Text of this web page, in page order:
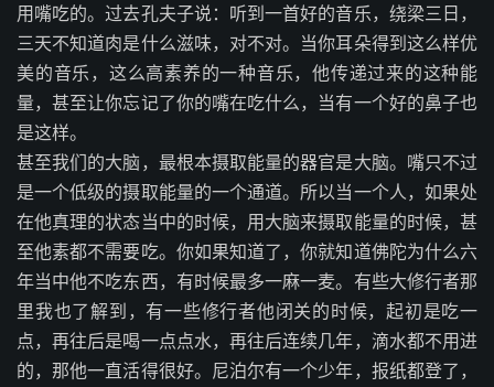
用嘴吃的。过去孔夫子说：听到一首好的音乐，绕梁三日，
三天不知道肉是什么滋味，对不对。当你耳朵得到这么样优
美的音乐，这么高素养的一种音乐，他传递过来的这种能
量，甚至让你忘记了你的嘴在吃什么，当有一个好的鼻子也
是这样。
甚至我们的大脑，最根本摄取能量的器官是大脑。嘴只不过
是一个低级的摄取能量的一个通道。所以当一个人，如果处
在他真理的状态当中的时候，用大脑来摄取能量的时候，甚
至他素都不需要吃。你如果知道了，你就知道佛陀为什么六
年当中他不吃东西，有时候最多一麻一麦。有些大修行者那
里我也了解到，有一些修行者他闭关的时候，起初是吃一
点，再往后是喝一点点水，再往后连续几年，滴水都不用进
的，那他一直活得很好。尼泊尔有一个少年，报纸都登了，